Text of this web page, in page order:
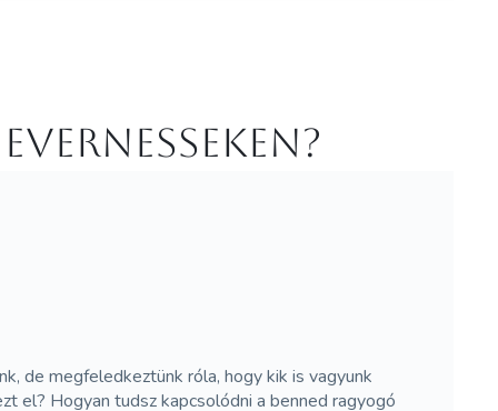
de megfeledkeztünk róla, hogy kik is vagyunk
el? Hogyan tudsz kapcsolódni a benned ragyogó